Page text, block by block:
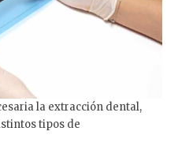
la extracción dental,
tipos de